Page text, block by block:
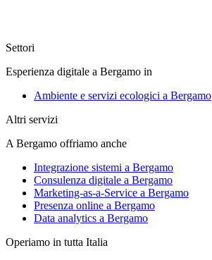
Settori
Esperienza digitale a Bergamo in
Ambiente e servizi ecologici a Bergamo
Altri servizi
A Bergamo offriamo anche
Integrazione sistemi a Bergamo
Consulenza digitale a Bergamo
Marketing-as-a-Service a Bergamo
Presenza online a Bergamo
Data analytics a Bergamo
Operiamo in tutta Italia